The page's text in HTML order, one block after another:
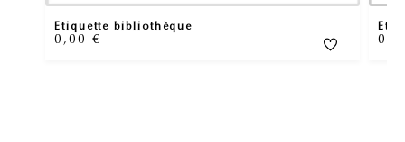
Etiquette bibliothèque
0,00 €